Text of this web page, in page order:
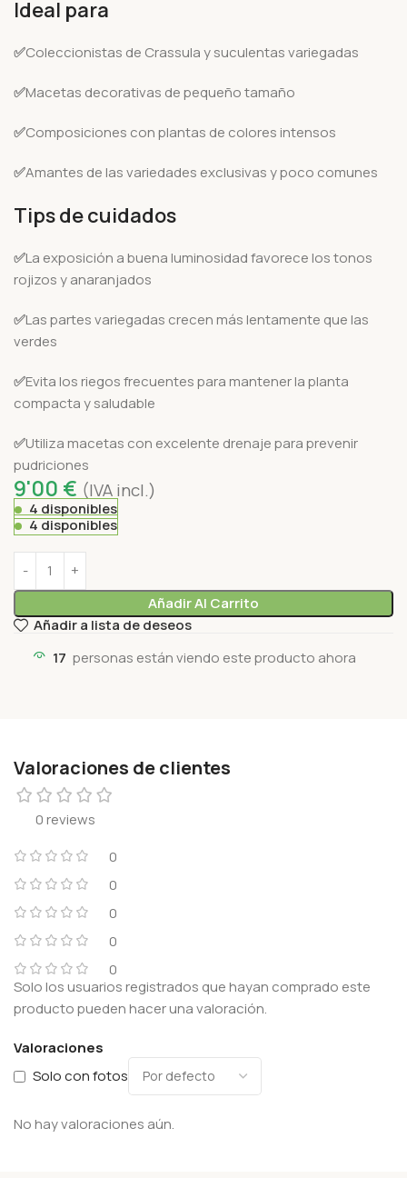
Ideal para
✅Coleccionistas de Crassula y suculentas variegadas
✅Macetas decorativas de pequeño tamaño
✅Composiciones con plantas de colores intensos
✅Amantes de las variedades exclusivas y poco comunes
Tips de cuidados
✅La exposición a buena luminosidad favorece los tonos
rojizos y anaranjados
✅Las partes variegadas crecen más lentamente que las
verdes
✅Evita los riegos frecuentes para mantener la planta
compacta y saludable
✅Utiliza macetas con excelente drenaje para prevenir
pudriciones
9'00 € (IVA incl.)
4 disponibles
4 disponibles
Añadir Al Carrito
Añadir a lista de deseos
17 personas están viendo este producto ahora
Valoraciones de clientes
0 reviews
0
0
0
0
0
Valoraciones
Solo con fotos
No hay valoraciones aún.
Solo los usuarios registrados que hayan comprado este
producto pueden hacer una valoración.